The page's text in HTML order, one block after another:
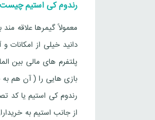
رندوم کی استیم
معمولاً گیمرها علاقه
دانید خیلی از امکانات
پلتفرم های مالی بین
بازی هایی را ( آن هم به
رندوم کی استیم یا کد
از جانب استیم به